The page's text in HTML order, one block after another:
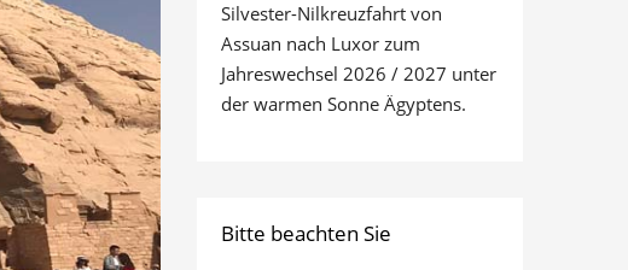
Silvester-Nilkreuzfahrt von
Assuan nach Luxor zum
Jahreswechsel 2026 / 2027 unter
der warmen Sonne Ägyptens.
Bitte beachten Sie